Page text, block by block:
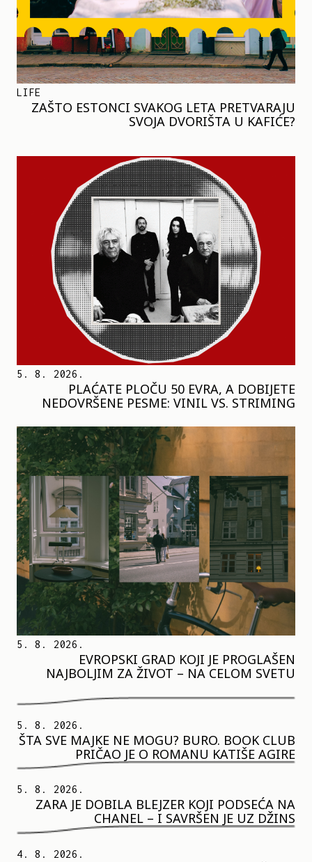
LIFE
ZAŠTO ESTONCI SVAKOG LETA PRETVARAJU
SVOJA DVORIŠTA U KAFIĆE?
5. 8. 2026.
PLAĆATE PLOČU 50 EVRA, A DOBIJETE
NEDOVRŠENE PESME: VINIL VS. STRIMING
5. 8. 2026.
EVROPSKI GRAD KOJI JE PROGLAŠEN
NAJBOLJIM ZA ŽIVOT – NA CELOM SVETU
5. 8. 2026.
ŠTA SVE MAJKE NE MOGU? BURO. BOOK CLUB
PRIČAO JE O ROMANU KATIŠE AGIRE
5. 8. 2026.
ZARA JE DOBILA BLEJZER KOJI PODSEĆA NA
CHANEL – I SAVRŠEN JE UZ DŽINS
4. 8. 2026.